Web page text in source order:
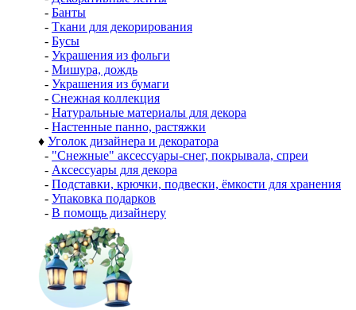
- Банты
- Ткани для декорирования
- Бусы
- Украшения из фольги
- Мишура, дождь
- Украшения из бумаги
- Снежная коллекция
- Натуральные материалы для декора
- Настенные панно, растяжки
♦ Уголок дизайнера и декоратора
- "Снежные" аксессуары-снег, покрывала, спреи
- Аксессуары для декора
- Подставки, крючки, подвески, ёмкости для хранения
- Упаковка подарков
- В помощь дизайнеру